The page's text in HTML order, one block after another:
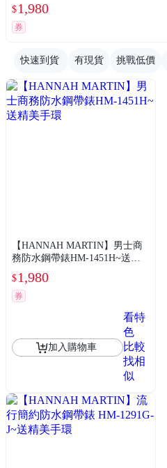
$1,980
券
快速到貨 有現貨 挑戰低價
【HANNAH MARTIN】男士商
務防水鋼帶錶HM-1451H~送精
美手環
$1,980
券
加入購物車
看特
色
比較
找相
似